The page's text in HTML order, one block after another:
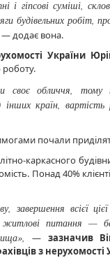
і гіпсові суміші,
будівельних робіт,
— додає вона.
України
роботу.
своє обличчя,
країн,
почали
каркасного
Понад 40%
завершення всієї
питання —
— зазначив
з нерухомості